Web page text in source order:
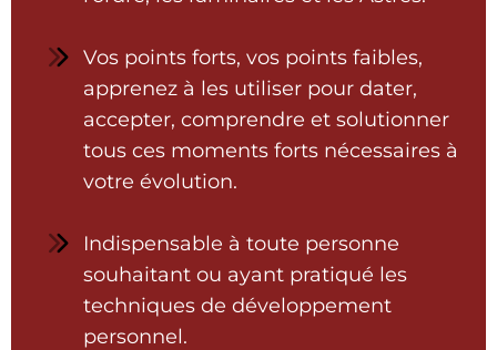
Vos points forts, vos points faibles,
apprenez à les utiliser pour dater,
accepter, comprendre et solutionner
tous ces moments forts nécessaires à
votre évolution.
Indispensable à toute personne
souhaitant ou ayant pratiqué les
techniques de développement
personnel.